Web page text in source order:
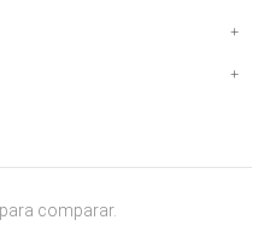
comparar.